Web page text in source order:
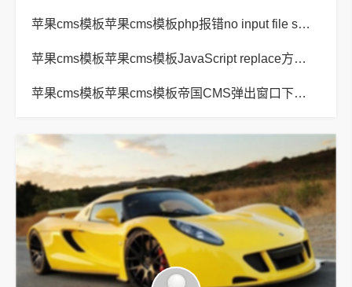
苹果cms模板苹果cms模板php报错no input file specified解决方法
苹果cms模板苹果cms模板JavaScript replace方法替换字符串空格方法
苹果cms模板苹果cms模板帝国CMS弹出窗口下载方式改为点击链接直接下载教程